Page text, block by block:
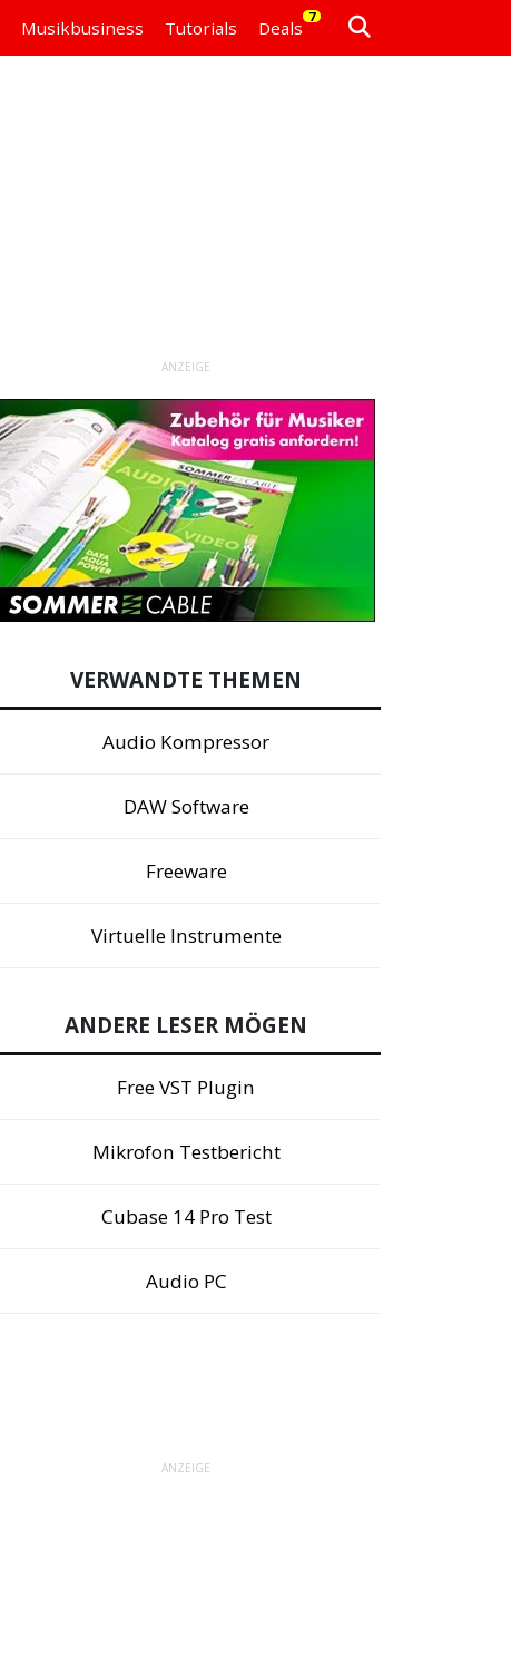
Musikbusiness Tutorials Deals
7
ANZEIGE
VERWANDTE THEMEN
Audio Kompressor
DAW Software
Freeware
Virtuelle Instrumente
ANDERE LESER MÖGEN
Free VST Plugin
Mikrofon Testbericht
Cubase 14 Pro Test
Audio PC
ANZEIGE